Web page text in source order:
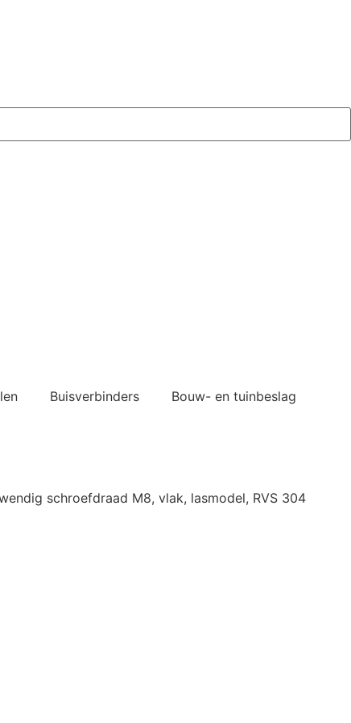
Buisverbinders Bouw- en tuinbeslag
schroefdraad M8, vlak, lasmodel, RVS 304